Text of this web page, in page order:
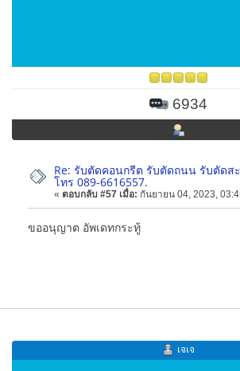
6934
Re: รับตัดคอนกรีต รับตัดถนน รับตัด
โทร 089-6616557.
« ตอบกลับ #57 เมื่อ: กันยายน 04, 2023,
ขออนุญาต อัพเดทกระทู้
เจเจ